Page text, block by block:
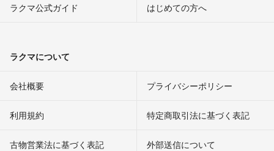
ラクマ公式ガイド はじめての方へ
ラクマについて
会社概要 プライバシーポリシー
利用規約 特定商取引法に基づく表記
古物営業法に基づく表記 外部送信について